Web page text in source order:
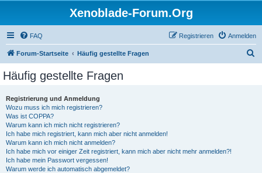
Xenoblade-Forum.Org
FAQ Anmelden
Registrieren
Forum-Startseite Häufig gestellte Fragen
Häufig gestellte Fragen
Registrierung und Anmeldung
Wozu muss ich mich registrieren?
Was ist COPPA?
Warum kann ich mich nicht registrieren?
Ich habe mich registriert, kann mich aber nicht anmelden!
Warum kann ich mich nicht anmelden?
Ich habe mich vor einiger Zeit registriert, kann mich aber nicht mehr anmelden?!
Ich habe mein Passwort vergessen!
Warum werde ich automatisch abgemeldet?